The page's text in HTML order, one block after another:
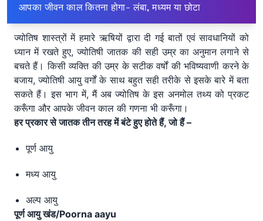
आपका जीवन काल कितना होगा- लंबा, मध्यम या छोटा
ज्योतिष शास्त्रों में हमारे ऋषियों द्वारा दी गई बातों एवं सावधानियों को
ध्यान में रखते हुए, ज्योतिषी जातक की सही उम्र का अनुमान लगाने से
बचते हैं। किसी व्यक्ति की उम्र के सटीक वर्षों की भविष्यवाणी करने के
बजाय, ज्योतिषी आयु वर्गों के साथ बहुत सही तरीके से इसके बारे में बता
सकते हैं। इस भाग में, मैं अब ज्योतिष के इस अनमोल तथ्य को प्रकट
करूँगा और आपके जीवन काल की गणना भी करूँगा।
हर प्रकार से जातक तीन तरह में बंटे हुए होते हैं, जो हैं –
पूर्ण आयु
मध्य आयु
अल्प आयु
पूर्ण आयु खंड/Poorna aayu